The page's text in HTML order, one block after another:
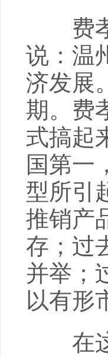
费孝
说：温
济发展
期。费
式搞起
国第一
型所引
推销产
存；过
并举；
以有形
在这